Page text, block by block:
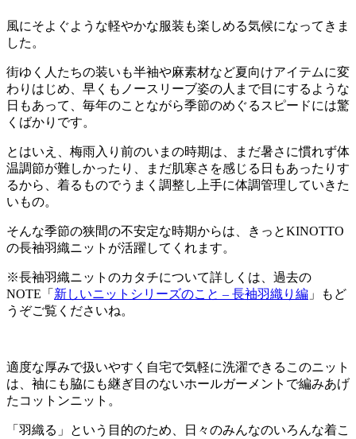
風にそよぐような軽やかな服装も楽しめる気候になってきま
した。
街ゆく人たちの装いも半袖や麻素材など夏向けアイテムに変
わりはじめ、早くもノースリーブ姿の人まで目にするような
日もあって、毎年のことながら季節のめぐるスピードには驚
くばかりです。
とはいえ、梅雨入り前のいまの時期は、まだ暑さに慣れず体
温調節が難しかったり、まだ肌寒さを感じる日もあったりす
るから、着るものでうまく調整し上手に体調管理していきた
いもの。
そんな季節の狭間の不安定な時期からは、きっとKINOTTO
の長袖羽織ニットが活躍してくれます。
※長袖羽織ニットのカタチについて詳しくは、過去の
NOTE「 新しいニットシリーズのこと – 長袖羽織り編 」もど
うぞご覧くださいね。
適度な厚みで扱いやすく自宅で気軽に洗濯できるこのニット
は、袖にも脇にも継ぎ目のないホールガーメントで編みあげ
たコットンニット。
「羽織る」という目的のため、日々のみんなのいろんな着こ